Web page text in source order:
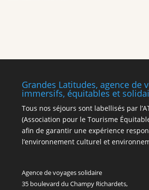
Grandes Latitudes, agence de
immersifs, équitables et
Tous nos séjours sont labellisés par
(Association pour le Tourisme
afin de garantir une expérience
l’environnement culturel et
Agence de voyages solidaire
35 boulevard du Champy Richardets,